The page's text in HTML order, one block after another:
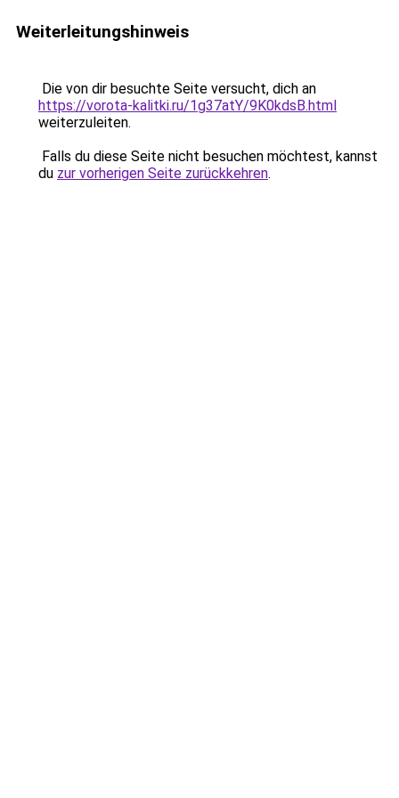
Weiterleitungshinweis
Die von dir besuchte Seite versucht, dich an
https://vorota-kalitki.ru/1g37atY/9K0kdsB.html
weiterzuleiten.
Falls du diese Seite nicht besuchen möchtest, kannst
du zur vorherigen Seite zurückkehren.